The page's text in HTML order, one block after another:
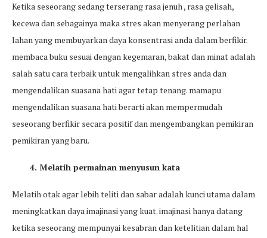
Ketika seseorang sedang terserang rasa jenuh , rasa gelisah,
kecewa dan sebagainya maka stres akan menyerang perlahan
lahan yang membuyarkan daya konsentrasi anda dalam berfikir.
membaca buku sesuai dengan kegemaran, bakat dan minat adalah
salah satu cara terbaik untuk mengalihkan stres anda dan
mengendalikan suasana hati agar tetap tenang. mamapu
mengendalikan suasana hati berarti akan mempermudah
seseorang berfikir secara positif dan mengembangkan pemikiran
pemikiran yang baru.
4. Melatih permainan menyusun kata
Melatih otak agar lebih teliti dan sabar adalah kunci utama dalam
meningkatkan daya imajinasi yang kuat. imajinasi hanya datang
ketika seseorang mempunyai kesabran dan ketelitian dalam hal